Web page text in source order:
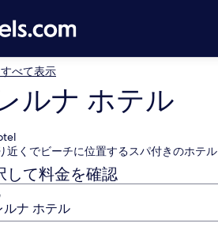
べて表示
ルナ ホテル
近くでビーチに位置するスパ付きのホテル
して料金を確認